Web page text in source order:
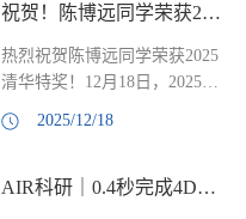
祝贺！陈博远同学荣获2025清华本科生特奖！
热烈祝贺陈博远同学荣获2025
清华特奖！12月18日，2025年
名单正式公布，全校共10人入
博远同学在众多候选人中脱颖
2025/12/18
AIR科研｜0.4秒完成4D自驾高斯重建，性能提升50%！